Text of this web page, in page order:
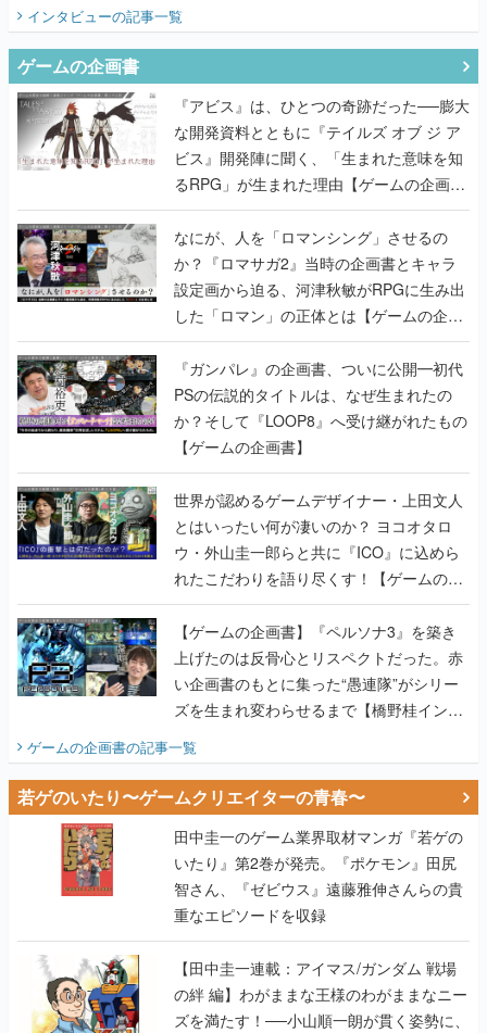
インタビューの記事一覧
ゲームの企画書
『アビス』は、ひとつの奇跡だった──膨大
な開発資料とともに『テイルズ オブ ジ ア
ビス』開発陣に聞く、「生まれた意味を知
るRPG」が生まれた理由【ゲームの企画
書】
なにが、人を「ロマンシング」させるの
か？『ロマサガ2』当時の企画書とキャラ
設定画から迫る、河津秋敏がRPGに生み出
した「ロマン」の正体とは【ゲームの企画
書】
『ガンパレ』の企画書、ついに公開━初代
PSの伝説的タイトルは、なぜ生まれたの
か？そして『LOOP8』へ受け継がれたもの
【ゲームの企画書】
世界が認めるゲームデザイナー・上田文人
とはいったい何が凄いのか？ ヨコオタロ
ウ・外山圭一郎らと共に『ICO』に込めら
れたこだわりを語り尽くす！【ゲームの企
画書】
【ゲームの企画書】『ペルソナ3』を築き
上げたのは反骨心とリスペクトだった。赤
い企画書のもとに集った“愚連隊”がシリー
ズを生まれ変わらせるまで【橋野桂インタ
ゲームの企画書の記事一覧
若ゲのいたり〜ゲームクリエイターの青春〜
田中圭一のゲーム業界取材マンガ『若ゲの
いたり』第2巻が発売。『ポケモン』田尻
智さん、『ゼビウス』遠藤雅伸さんらの貴
重なエピソードを収録
【田中圭一連載：アイマス/ガンダム 戦場
の絆 編】わがままな王様のわがままなニー
ズを満たす！──小山順一朗が貫く姿勢に、